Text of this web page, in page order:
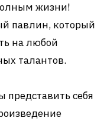
жизни!
павлин, который
на любой
талантов.
себя